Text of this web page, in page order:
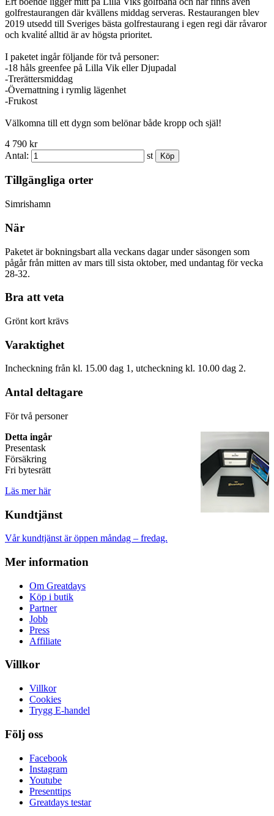
golfrestaurangen där kvällens middag serveras. Restaurangen blev
2019 utsedd till Sveriges bästa golfrestaurang i egen regi där råvaror
och kvalité alltid är av högsta prioritet.
I paketet ingår följande för två personer:
-18 håls greenfee på Lilla Vik eller Djupadal
-Trerättersmiddag
-Övernattning i rymlig lägenhet
-Frukost
Välkomna till ett dygn som belönar både kropp och själ!
4 790 kr
Antal:
st
Tillgängliga orter
Simrishamn
När
Paketet är bokningsbart alla veckans dagar under säsongen som
pågår från mitten av mars till sista oktober, med undantag för vecka
28-32.
Bra att veta
Grönt kort krävs
Varaktighet
Incheckning från kl. 15.00 dag 1, utcheckning kl. 10.00 dag 2.
Antal deltagare
För två personer
Detta ingår
Presentask
Försäkring
Fri bytesrätt
Läs mer här
Kundtjänst
Vår kundtjänst är öppen måndag – fredag.
Mer information
Om Greatdays
Köp i butik
Partner
Jobb
Press
Affiliate
Villkor
Villkor
Cookies
Trygg E-handel
Följ oss
Facebook
Instagram
Youtube
Presenttips
Greatdays testar